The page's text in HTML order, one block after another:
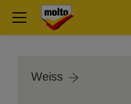
Weiss